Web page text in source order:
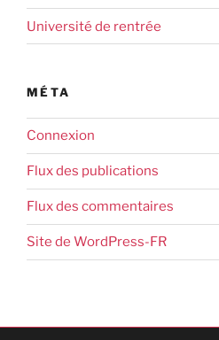
Université de rentrée
MÉTA
Connexion
Flux des publications
Flux des commentaires
Site de WordPress-FR